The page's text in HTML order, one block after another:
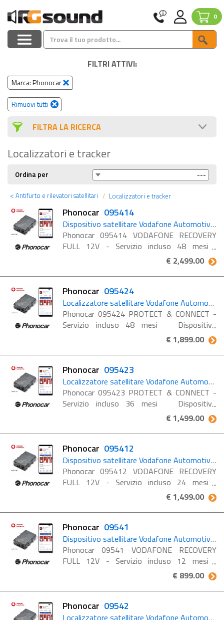
0
FILTRI ATTIVI:
Marca: Phonocar
Rimuovi tutti
FILTRA LA RICERCA
Localizzatori e tracker
Ordina per
< Antifurto e rilevatori satellitari Localizzatori e tracker
Phonocar 095414
Dispositivo satellitare Vodafone Automotive con 4 anni di servizio incluso
Phonocar 095414 VODAFONE RECOVERY
FULL 12V - Servizio incluso 48 mesi
Dispositivo satellitare Vodafone Automotive
per la gestione dei furti e il recupero del
veicolo con 4 anni di servizio ...
€ 2,499.00
Phonocar 095424
Localizzatore satellitare Vodafone Automotive con 4 anni di servizio incluso
Phonocar 095424 PROTECT & CONNECT -
Servizio incluso 48 mesi Dispositivo
satellitare Vodafone Automotive per la
localizzazione del veicolo con 4 anni di
servizio Stolen ...
€ 1,899.00
Phonocar 095423
Localizzatore satellitare Vodafone Automotive con 3 anni di servizio incluso
Phonocar 095423 PROTECT & CONNECT -
Servizio incluso 36 mesi Dispositivo
satellitare Vodafone Automotive per la
localizzazione del veicolo con 3 anni di
servizio Stolen Security ...
€ 1,499.00
Phonocar 095412
Dispositivo satellitare Vodafone Automotive con 2 anni di servizio incluso
Phonocar 095412 VODAFONE RECOVERY
FULL 12V - Servizio incluso 24 mesi
Dispositivo satellitare Vodafone Automotive
per la gestione dei furti e il recupero del
veicolo con 2 anni di servizio ...
€ 1,499.00
Phonocar 09541
Dispositivo satellitare Vodafone Automotive con 1 anno di servizio incluso
Phonocar 09541 VODAFONE RECOVERY
FULL 12V - Servizio incluso 12 mesi
Dispositivo satellitare Vodafone Automotive
per la gestione dei furti e il recupero del
veicolo con 1 anno di ...
€ 899.00
Phonocar 09542